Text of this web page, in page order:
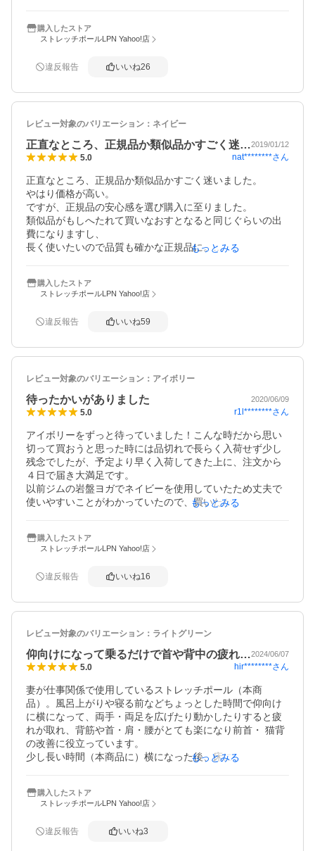
すが、デスクワークや日常生活での姿勢の疲れにも効果を
感じます。
いますが、最近は、もともと抱えている膝や股関節のケガ
り、歩行や立位も楽になることを実感しています。
「整い」ませんか？
購入したストア
ストレッチポールLPN Yahoo!店
違反報告 いいね26
レビュー対象のバリエーション： ネイビー
正直なところ、正規品か類似品かすごく迷…2019/01/12
5.0 nat********さん
正直なところ、正規品か類似品かすごく迷いました。
やはり価格が高い。
ですが、正規品の安心感を選び購入に至りました。
類似品がもしへたれて買いなおすとなると同じぐらいの出
費になりますし、
長く使いたいので品質も確かな正規品に。
やはり正規品の耐久性は強いと考えました。
して使っています。
いのでそういうものだと思っています。
付属のDVDの内容が冊子と重複していたので+αがあると嬉
しいなと思いました。
もっとみる
購入したストア
ストレッチポールLPN Yahoo!店
違反報告 いいね59
レビュー対象のバリエーション： アイボリー
待ったかいがありました 2020/06/09
5.0 r1l********さん
アイボリーをずっと待っていました！こんな時だから思い
切って買おうと思った時には品切れで長らく入荷せず少し
残念でしたが、予定より早く入荷してきた上に、注文から
４日で届き大満足です。
以前ジムの岩盤ヨガでネイビーを使用していたため丈夫で
使いやすいことがわかっていたので、買いたかったのです
し、アイボリーは家の中でも存在感が薄れて邪魔をしない
ので待ったかいがありました。
思うくらい綺麗なアイボリーです。なかなかジムにも行け
もっとみる
購入したストア
ストレッチポールLPN Yahoo!店
違反報告 いいね16
レビュー対象のバリエーション： ライトグリーン
仰向けになって乗るだけで首や背中の疲れ…2024/06/07
5.0 hir********さん
妻が仕事関係で使用しているストレッチポール（本商
品）。風呂上がりや寝る前などちょっとした時間で仰向け
に横になって、両手・両足を広げたり動かしたりすると疲
れが取れ、背筋や首・肩・腰がとても楽になり前首・ 猫背
の改善に役立っています。
少し長い時間（本商品に）横になった後、床に仰向けにな
じられ、疲れを取ることが出来ます。
単身赴任先でも使用したいと本商品を購入しました。緑色
もあり、購入して良かったと自負しています。ｗ（妻のス
もっとみる
購入したストア
ストレッチポールLPN Yahoo!店
違反報告 いいね3